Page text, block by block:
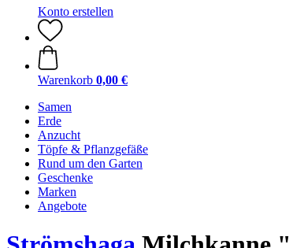
Konto erstellen
Warenkorb 0,00 €
Samen
Erde
Anzucht
Töpfe & Pflanzgefäße
Rund um den Garten
Geschenke
Marken
Angebote